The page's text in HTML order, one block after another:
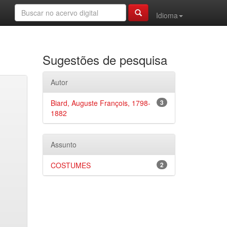
Idioma
Sugestões de pesquisa
Autor
3
Biard, Auguste François, 1798-
1882
Assunto
2
COSTUMES